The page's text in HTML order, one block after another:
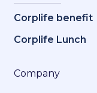
Corplife benefit
Corplife Lunch
Company